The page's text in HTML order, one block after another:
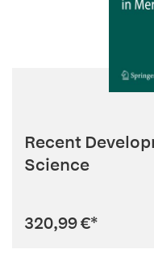
Recent
Science
320,99 €*